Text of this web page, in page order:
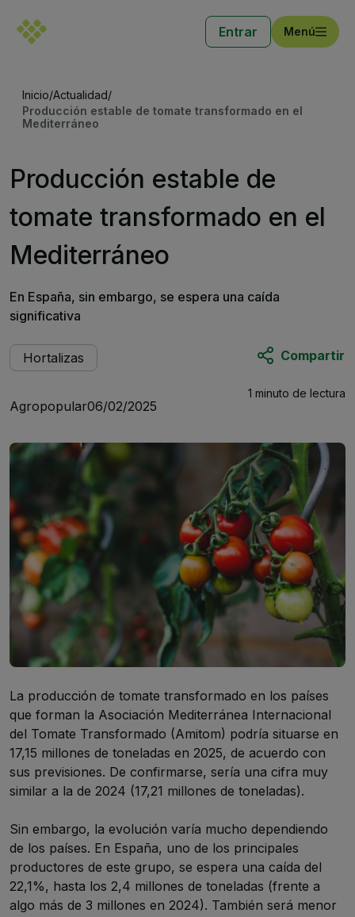
Entrar Menú
Inicio/Actualidad/
Producción estable de tomate transformado en el
Mediterráneo
Producción estable de
tomate transformado en el
Mediterráneo
En España, sin embargo, se espera una caída
significativa
Hortalizas Compartir
Agropopular06/02/2025
1 minuto de lectura
La producción de tomate transformado en los países
que forman la Asociación Mediterránea Internacional
del Tomate Transformado (Amitom) podría situarse en
17,15 millones de toneladas en 2025, de acuerdo con
sus previsiones. De confirmarse, sería una cifra muy
similar a la de 2024 (17,21 millones de toneladas).
Sin embargo, la evolución varía mucho dependiendo
de los países. En España, uno de los principales
productores de este grupo, se espera una caída del
22,1%, hasta los 2,4 millones de toneladas (frente a
algo más de 3 millones en 2024). También será menor